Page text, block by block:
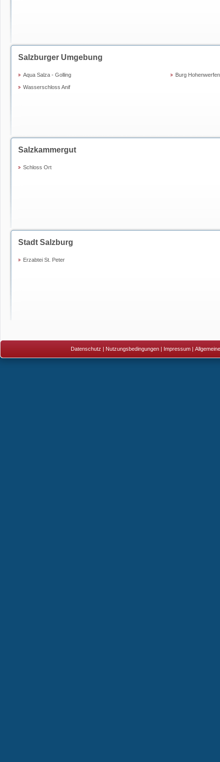
Salzburger Umgebung
Aqua Salza - Golling Burg Hohenwerfen
Wasserschloss Anif
Salzkammergut
Schloss Ort
Stadt Salzburg
Erzabtei St. Peter
Datenschutz | Nutzungsbedingungen| Impressum|